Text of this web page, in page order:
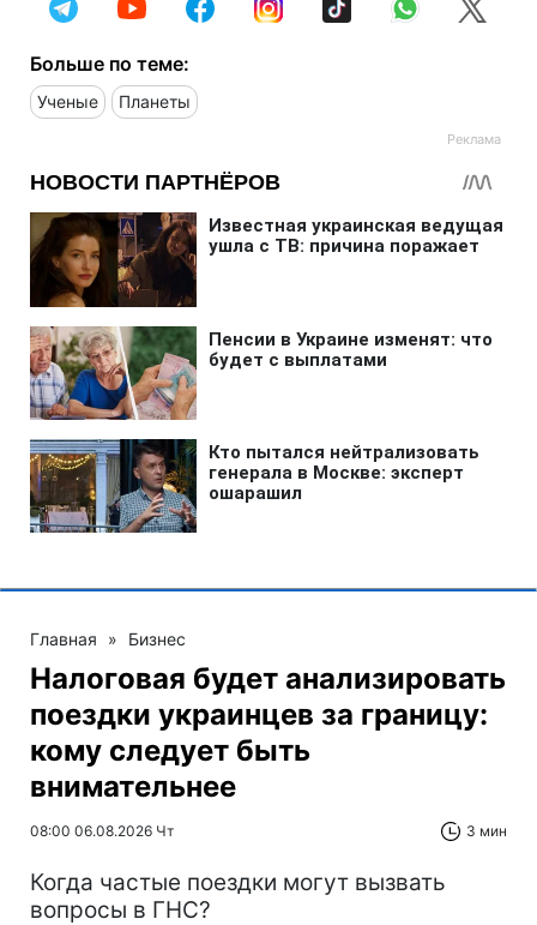
Больше по теме:
Ученые Планеты
Главная » Бизнес
Налоговая будет анализировать
поездки украинцев за границу:
кому следует быть
внимательнее
08:00 06.08.2026 Чт 3 мин
Когда частые поездки могут вызвать
вопросы в ГНС?